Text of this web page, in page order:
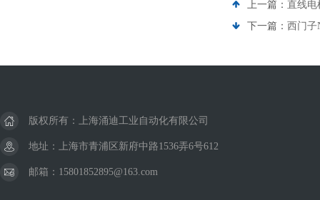
上一篇： 直线电
下一篇： 西门子
版权所有：上海涌迪工业自动化有限公司
地址：上海市青浦区新府中路1536弄6号612
邮箱：15801852895@163.com